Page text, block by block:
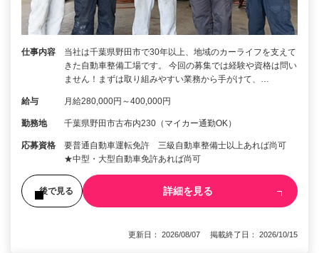
仕事内容
当社は千葉県野田市で30年以上、地域のカーライフを支えて
きた自動車整備工場です。 今回の募集では経験や資格は問い
ません！まずは取り組みやすい業務から手がけて、…
給与 月給280,000円～400,000円
勤務地 千葉県野田市古布内230（マイカー通勤OK）
応募資格
要普通自動車運転免許 三級自動車整備士以上あれば尚可
★中型・大型自動車免許あれば尚可
後で見る 詳細を見る
更新日： 2026/08/07 掲載終了日： 2026/10/15